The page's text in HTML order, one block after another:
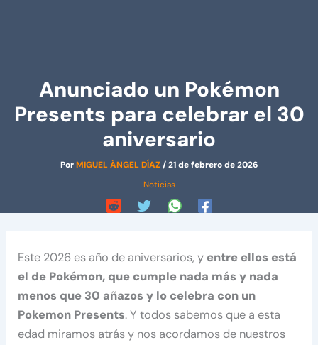
Anunciado un Pokémon
Presents para celebrar el 30
aniversario
PorMIGUEL ÁNGEL DÍAZ/21 de febrero de 2026
Noticias
Este 2026 es año de aniversarios, y entre ellos está
el de Pokémon, que cumple nada más y nada
menos que 30 añazos y lo celebra con un
Pokemon Presents. Y todos sabemos que a esta
edad miramos atrás y nos acordamos de nuestros